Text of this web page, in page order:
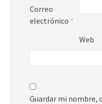
Correo
electrónico *
Web
Guardar mi nombre,